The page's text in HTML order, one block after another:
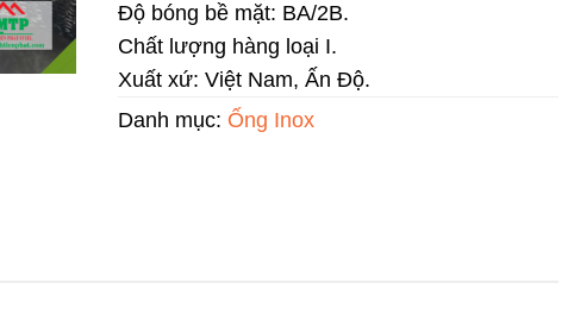
Độ bóng bề mặt: BA/2B.
Chất lượng hàng loại I.
Xuất xứ: Việt Nam, Ấn Độ.
Danh mục: Ống Inox